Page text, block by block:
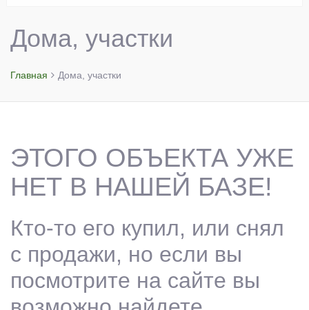
Дома, участки
Главная Дома, участки
ЭТОГО ОБЪЕКТА УЖЕ
НЕТ В НАШЕЙ БАЗЕ!
Кто-то его купил, или снял
с продажи, но если вы
посмотрите на сайте вы